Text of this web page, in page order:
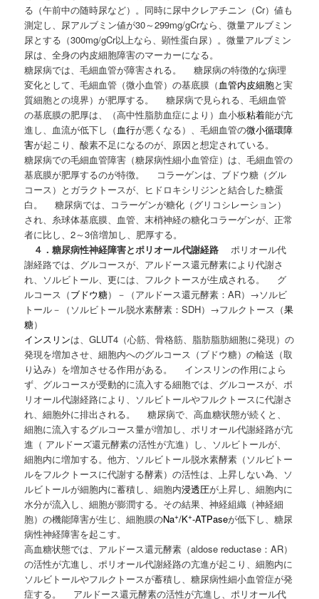
る（午前中の随時尿など）。同時に尿中クレアチニン（Cr）値も
測定し、尿アルブミン値が30～299mg/gCrなら、微量アルブミン
尿とする（300mg/gCr以上なら、顕性蛋白尿）。微量アルブミン
尿は、全身の内皮細胞障害のマーカーになる。
糖尿病では、毛細血管が障害される。 糖尿病の特徴的な病理
変化として、毛細血管（微小血管）の基底膜（血管内皮細胞と実
質細胞との境界）が肥厚する。 糖尿病で見られる、毛細血管
の基底膜の肥厚は、（高中性脂肪血症により）血小板粘着能が亢
進し、血流が低下し（血行が悪くなる）、毛細血管の微小循環障
害が起こり、酸素不足になるのが、原因と想定されている。
糖尿病での毛細血管障害（糖尿病性細小血管症）は、毛細血管の
基底膜が肥厚するのが特徴。 コラーゲンは、ブドウ糖（グル
コース）とガラクトースが、ヒドロキシリジンと結合した糖蛋
白。 糖尿病では、コラーゲンが糖化（グリコシレーション）
され、糸球体基底膜、血管、末梢神経の糖化コラーゲンが、正常
者に比し、2～3倍増加し、肥厚する。
４．糖尿病性神経障害とポリオール代謝経路
ポリオール代
謝経路では、グルコースが、アルドース還元酵素により代謝さ
れ、ソルビトール、更には、フルクトースが生成される。 グ
ルコース（ブドウ糖）－（アルドース還元酵素：AR）→ソルビ
トール－（ソルビトール脱水素酵素：SDH）→フルクトース（果
糖）
インスリンは、GLUT4（心筋、骨格筋、脂肪脂肪細胞に発現）の
発現を増加させ、細胞内へのグルコース（ブドウ糖）の輸送（取
り込み）を増加させる作用がある。 インスリンの作用によら
ず、グルコースが受動的に流入する細胞では、グルコースが、ポ
リオール代謝経路により、ソルビトールやフルクトースに代謝さ
れ、細胞外に排出される。 糖尿病で、高血糖状態が続くと、
細胞に流入するグルコース量が増加し、ポリオール代謝経路が亢
進（ アルドーズ還元酵素の活性が亢進）し、ソルビトールが、
細胞内に増加する。他方、ソルビトール脱水素酵素（ソルビトー
ルをフルクトースに代謝する酵素）の活性は、上昇しない為、ソ
ルビトールが細胞内に蓄積し、細胞内浸透圧が上昇し、細胞内に
水分が流入し、細胞が膨潤する。その結果、神経組織（神経細
胞）の機能障害が生じ、細胞膜のNa+/K+-ATPaseが低下し、糖尿
病性神経障害を起こす。
高血糖状態では、アルドース還元酵素（aldose reductase：AR）
の活性が亢進し、ポリオール代謝経路の亢進が起こり、細胞内に
ソルビトールやフルクトースが蓄積し、糖尿病性細小血管症が発
症する。 アルドース還元酵素の活性が亢進し、ポリオール代